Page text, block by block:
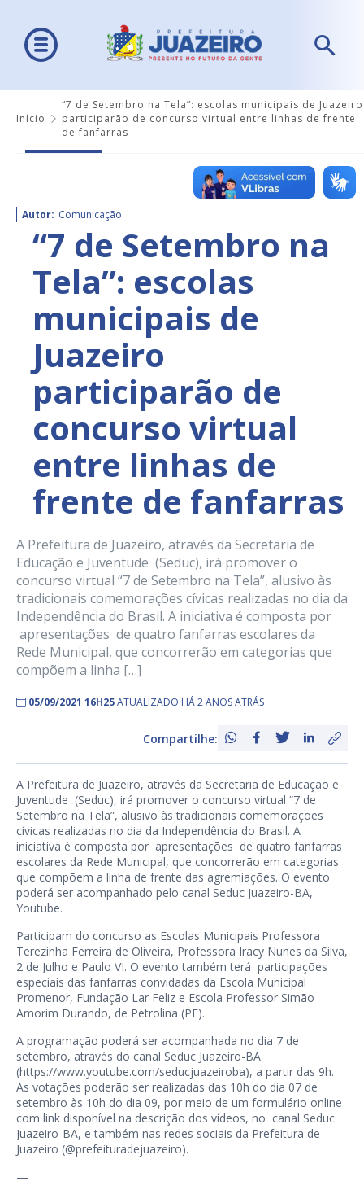
Início
“7 de Setembro na Tela”: escolas municipais de Juazeiro
participarão de concurso virtual entre linhas de frente
de fanfarras
Autor: Comunicação
“7 de Setembro na
Tela”: escolas
municipais de
Juazeiro
participarão de
concurso virtual
entre linhas de
frente de fanfarras
A Prefeitura de Juazeiro, através da Secretaria de
Educação e Juventude (Seduc), irá promover o
concurso virtual “7 de Setembro na Tela”, alusivo às
tradicionais comemorações cívicas realizadas no dia da
Independência do Brasil. A iniciativa é composta por
apresentações de quatro fanfarras escolares da
Rede Municipal, que concorrerão em categorias que
compõem a linha […]
05/09/2021 16H25ATUALIZADO HÁ 2 ANOS ATRÁS
Compartilhe:
A Prefeitura de Juazeiro, através da Secretaria de Educação e
Juventude (Seduc), irá promover o concurso virtual “7 de
Setembro na Tela”, alusivo às tradicionais comemorações
cívicas realizadas no dia da Independência do Brasil. A
iniciativa é composta por apresentações de quatro fanfarras
escolares da Rede Municipal, que concorrerão em categorias
que compõem a linha de frente das agremiações. O evento
poderá ser acompanhado pelo canal Seduc Juazeiro-BA,
Youtube.
Participam do concurso as Escolas Municipais Professora
Terezinha Ferreira de Oliveira, Professora Iracy Nunes da Silva,
2 de Julho e Paulo VI. O evento também terá participações
especiais das fanfarras convidadas da Escola Municipal
Promenor, Fundação Lar Feliz e Escola Professor Simão
Amorim Durando, de Petrolina (PE).
A programação poderá ser acompanhada no dia 7 de
setembro, através do canal Seduc Juazeiro-BA
(https://www.youtube.com/seducjuazeiroba), a partir das 9h.
As votações poderão ser realizadas das 10h do dia 07 de
setembro às 10h do dia 09, por meio de um formulário online
com link disponível na descrição dos vídeos, no canal Seduc
Juazeiro-BA, e também nas redes sociais da Prefeitura de
Juazeiro (@prefeituradejuazeiro).
—